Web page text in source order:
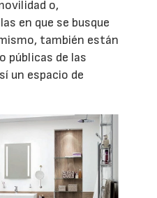
o,
en que se busque
también están
públicas de las
un espacio de